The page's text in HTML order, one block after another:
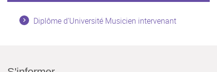
Diplôme d'Université Musicien intervenant